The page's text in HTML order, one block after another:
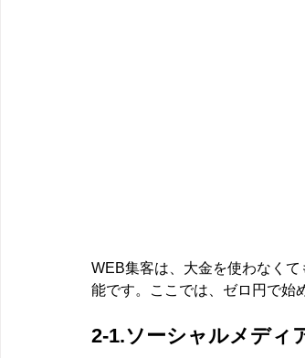
WEB集客は、大金を使わなく
能です。ここでは、ゼロ円で始
2-1.ソーシャルメディ